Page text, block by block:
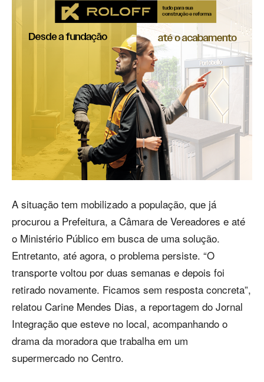
A situação tem mobilizado a população, que já
procurou a Prefeitura, a Câmara de Vereadores e até
o Ministério Público em busca de uma solução.
Entretanto, até agora, o problema persiste. “O
transporte voltou por duas semanas e depois foi
retirado novamente. Ficamos sem resposta concreta”,
relatou Carine Mendes Dias, a reportagem do Jornal
Integração que esteve no local, acompanhando o
drama da moradora que trabalha em um
supermercado no Centro.